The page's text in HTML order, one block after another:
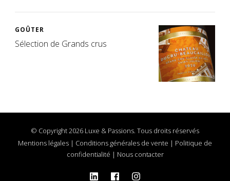
GOÛTER
Sélection de Grands crus
© Copyright 2026 Luxe & Passions. Tous droits réservés
Mentions légales | Conditions générales de vente | Politique de
confidentialité | Nous contacter